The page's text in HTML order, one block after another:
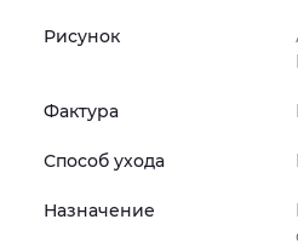
Рисунок
Фактура
Способ ухода
Назначение